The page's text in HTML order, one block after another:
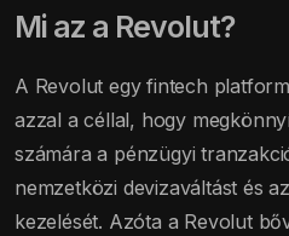
Mi az a Revolut?
A Revolut egy fintech
azzal a céllal, hogy
számára a pénzügyi
nemzetközi devizaváltást és
kezelését. Azóta a Revolut